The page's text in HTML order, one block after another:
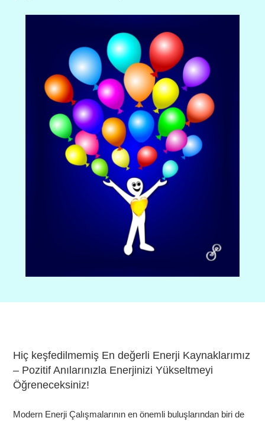
Hiç keşfedilmemiş En değerli Enerji Kaynaklarımız
– Pozitif Anılarınızla Enerjinizi Yükseltmeyi
Öğreneceksiniz!
Modern Enerji Çalışmalarının en önemli buluşlarından biri de